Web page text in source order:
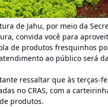
de Jahu, por meio da
convida você para
de produtos fresquinhos
ao público será
ressaltar que às terças-
no CRAS, com a
produtos.